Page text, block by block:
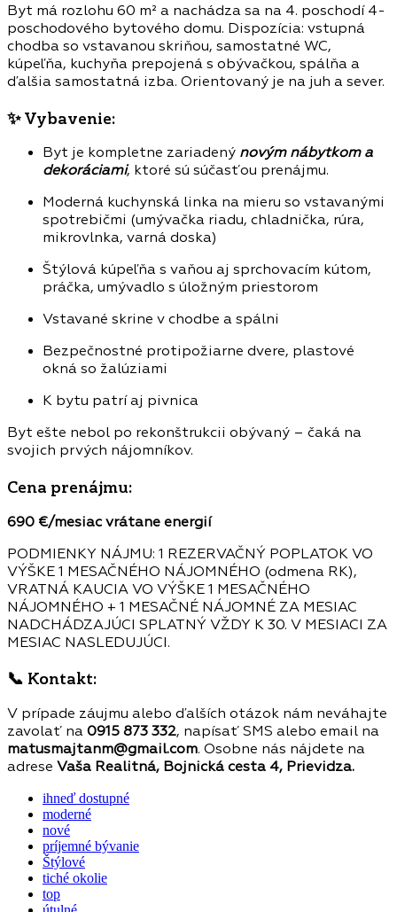
Byt má rozlohu 60 m² a nachádza sa na 4. poschodí 4-
poschodového bytového domu. Dispozícia: vstupná
chodba so vstavanou skriňou, samostatné WC,
kúpeľňa, kuchyňa prepojená s obývačkou, spálňa a
ďalšia samostatná izba. Orientovaný je na juh a sever.
✨Vybavenie:
Byt je kompletne zariadený novým nábytkom a
dekoráciami, ktoré sú súčasťou prenájmu.
Moderná kuchynská linka na mieru so vstavanými
spotrebičmi (umývačka riadu, chladnička, rúra,
mikrovlnka, varná doska)
Štýlová kúpeľňa s vaňou aj sprchovacím kútom,
práčka, umývadlo s úložným priestorom
Vstavané skrine v chodbe a spálni
Bezpečnostné protipožiarne dvere, plastové
okná so žalúziami
K bytu patrí aj pivnica
Byt ešte nebol po rekonštrukcii obývaný – čaká na
svojich prvých nájomníkov.
Cena prenájmu:
690 €/mesiac vrátane energií
PODMIENKY NÁJMU: 1 REZERVAČNÝ POPLATOK VO
VÝŠKE 1 MESAČNÉHO NÁJOMNÉHO (odmena RK),
VRATNÁ KAUCIA VO VÝŠKE 1 MESAČNÉHO
NÁJOMNÉHO + 1 MESAČNÉ NÁJOMNÉ ZA MESIAC
NADCHÁDZAJÚCI SPLATNÝ VŽDY K 30. V MESIACI ZA
MESIAC NASLEDUJÚCI.
📞 Kontakt:
V prípade záujmu alebo ďalších otázok nám neváhajte
zavolať na 0915 873 332, napísať SMS alebo email na
matusmajtanm@gmail.com. Osobne nás nájdete na
adrese Vaša Realitná, Bojnická cesta 4, Prievidza.
ihneď dostupné
moderné
nové
príjemné bývanie
Štýlové
tiché okolie
top